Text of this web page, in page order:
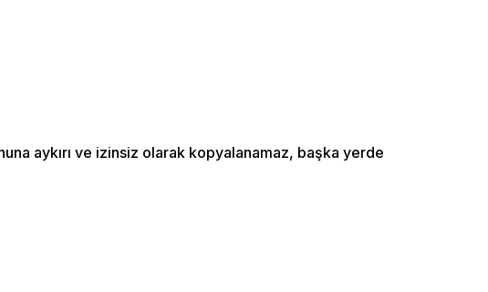
aykırı ve izinsiz olarak kopyalanamaz, başka yerde